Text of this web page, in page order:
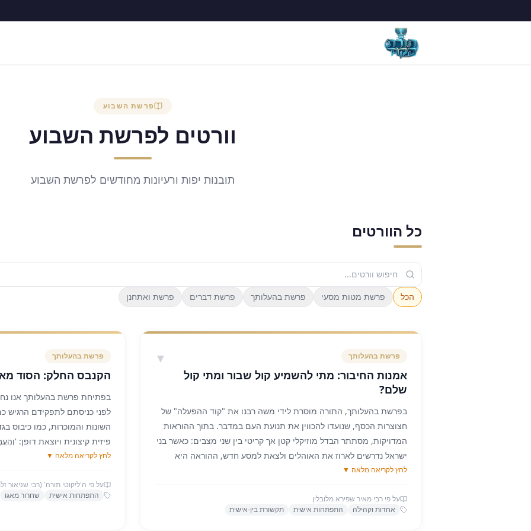
פרשת השבוע
וורטים לפרשת השבוע
תובנות יפות ורעיונות מחודשים לפרשת השבוע
כל הוורטים
הכל פרשת מטות מסעי פרשת בהעלותך פרשת דברים פרשת ואתחנן
פרשתבהעלותך
אמנות החיבור: מתי להשמיע קול שבור ומתי קול
שלם?
▼
בפרשת בהעלותך, התורה מוסרת לידי משה רבנו את "קוד ההפעלה" של
חצוצרות הכסף, שנועדו להכווין את תנועת העם במדבר. בתוך ההוראות
המדויקות, מסתתר הבדל מוזיקלי קטן אך קריטי בין שני מצבים: כאשר בני
ישראל נדרשים לארוז את האוהלים ולצאת למסע חדש, ההוראה היא
להשמיע תְּרוּעָה – קול מקוטע, שבור ורועד. אולם, כאשר המטרה היא
מדגישה: "וּבְהַקְהִיל אֶת הַקָּהָל תִּתְקְעוּ וְלֹא תָרִיעוּ" (במדבר י', ז').
מדוע הפעולה של איסוף וחיבור דורשת דווקא 'תקיעה' (קול ארוך, חלק
לחץ לקריאה מלאה ▼
על פי רבי מאיר שפירא מלובלין
אחדות וקהילה
התפתחות אישית תקשורת בין-אישית
פרשתבהעלותך
הקנבס החלק: הסוד
בפתיחת פרשת בהעלותך אנו
לפני כניסתם לתפקידם הרגיש
השונות והמוכרות, כמו
פיזית קיצונית ויוצאת דופן:
הלויים נדרשו לגלח את כל
רבי שניאור זלמן מליאדי,
המשמעות הפסיכולוגית
לחץ לקריאה מלאה ▼
על פי ה'ליקוטי תורה' (רבי שניאור
התפתחות אישית
שחרור מאגו